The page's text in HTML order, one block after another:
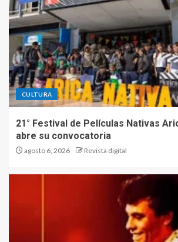
CULTURA
21° Festival de Películas Nativas
abre su convocatoria
agosto 6, 2026 Revista digital